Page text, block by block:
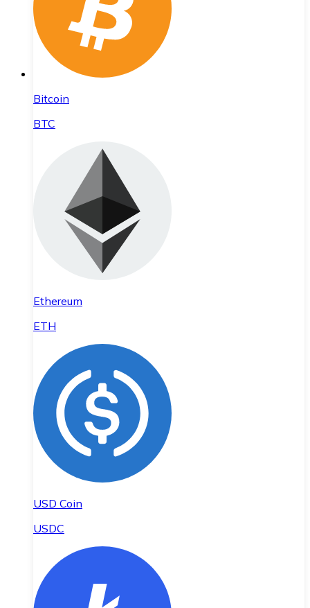
Bitcoin
BTC
Ethereum
ETH
USD Coin
USDC